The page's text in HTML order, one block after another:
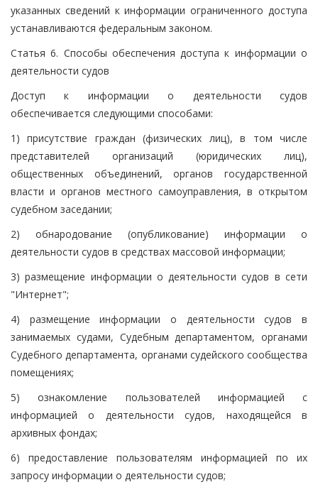
указанных сведений к информации ограниченного доступа
устанавливаются федеральным законом.
Статья 6. Способы обеспечения доступа к информации о
деятельности судов
Доступ к информации о деятельности судов
обеспечивается следующими способами:
1) присутствие граждан (физических лиц), в том числе
представителей организаций (юридических лиц),
общественных объединений, органов государственной
власти и органов местного самоуправления, в открытом
судебном заседании;
2) обнародование (опубликование) информации о
деятельности судов в средствах массовой информации;
3) размещение информации о деятельности судов в сети
"Интернет";
4) размещение информации о деятельности судов в
занимаемых судами, Судебным департаментом, органами
Судебного департамента, органами судейского сообщества
помещениях;
5) ознакомление пользователей информацией с
информацией о деятельности судов, находящейся в
архивных фондах;
6) предоставление пользователям информацией по их
запросу информации о деятельности судов;